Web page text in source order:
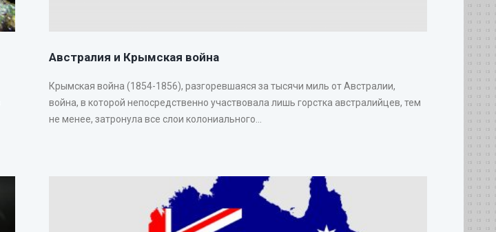
Австралия и Крымская война
Крымская война (1854-1856), разгоревшаяся за тысячи миль от Австралии,
война, в которой непосредственно участвовала лишь горстка австралийцев, тем
не менее, затронула все слои колониального...